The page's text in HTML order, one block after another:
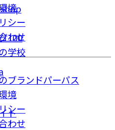
100
学校
境
シー
わせ
ブランドパーパス
境
シー
わせ
ト